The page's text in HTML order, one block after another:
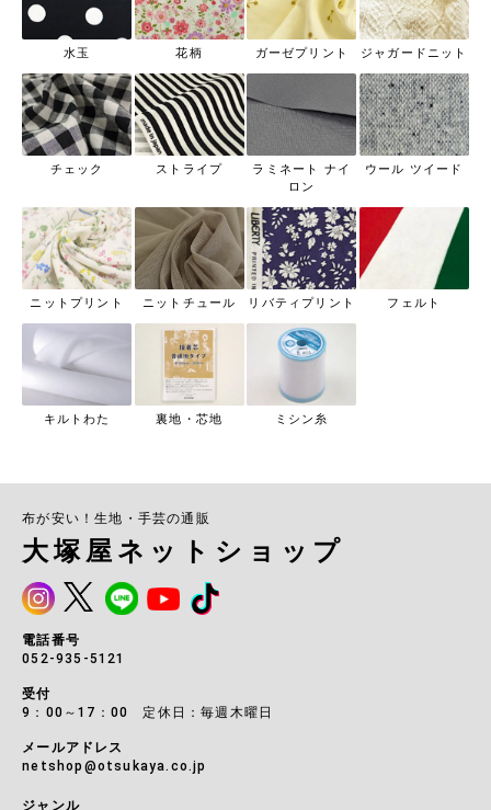
水玉 花柄 ガーゼプリント ジャガードニット
チェック ストライプ
ラミネート ナイ
ロン
ウール ツイード
ニットプリント ニットチュール リバティプリント フェルト
キルトわた 裏地・芯地 ミシン糸
布が安い！生地・手芸の通販
大塚屋ネットショップ
電話番号
052-935-5121
受付
9：00～17：00 定休日：毎週木曜日
メールアドレス
netshop@otsukaya.co.jp
ジャンル